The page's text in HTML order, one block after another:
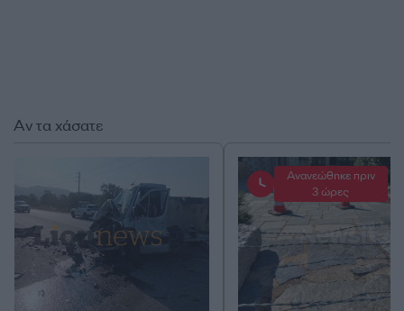
Αν τα χάσατε
Ανανεώθηκε πριν
3 ώρες